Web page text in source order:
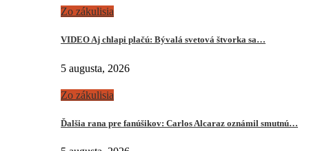
Zo zákulisia
VIDEO Aj chlapi plačú: Bývalá svetová štvorka sa…
5 augusta, 2026
Zo zákulisia
Ďalšia rana pre fanúšikov: Carlos Alcaraz oznámil smutnú…